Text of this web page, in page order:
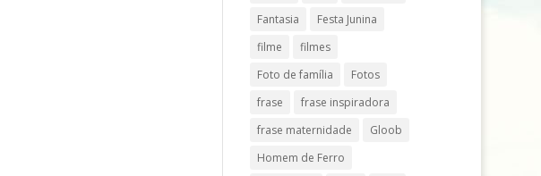
Fantasia
Festa Junina
filme
filmes
Foto de família
Fotos
frase
frase inspiradora
frase maternidade
Gloob
Homem de Ferro